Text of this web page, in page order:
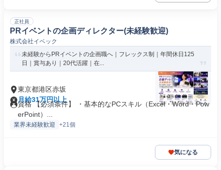
正社員
PRイベントの企画ディレクター(未経験歓迎)
株式会社イベック
未経験からPRイベントの企画職へ｜フレックス制｜年間休日125
日｜賞与あり｜20代活躍｜在...
東京都港区赤坂
月給31万円以上
資格 【必須条件】 ・基本的なPCスキル（Excel・Word・Pow
erPoint）...
業界未経験歓迎 +21個
気になる